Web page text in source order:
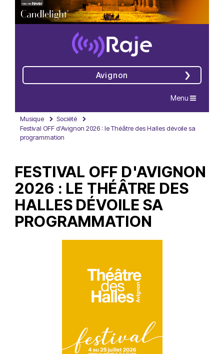
Avignon
Navigation
Menu
Musique
Société
Festival OFF d'Avignon 2026 : le Théâtre des Halles dévoile sa
programmation
FESTIVAL OFF D'AVIGNON
2026 : LE THÉÂTRE DES
HALLES DÉVOILE SA
PROGRAMMATION